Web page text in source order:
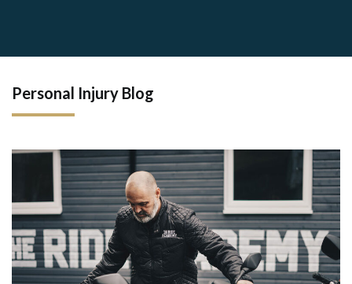
Personal Injury Blog